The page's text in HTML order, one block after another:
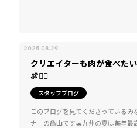
2025.08.29
クリエイターも肉が食べた
🍖❤️‍🔥
スタッフブログ
このブログを見てくださっているみ
ナーの亀山です🐢九州の夏は毎年最